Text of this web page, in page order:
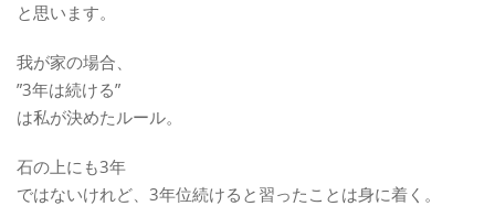
と思います。
我が家の場合、
”3年は続ける”
は私が決めたルール。
石の上にも3年
ではないけれど、3年位続けると習ったことは身に着く。